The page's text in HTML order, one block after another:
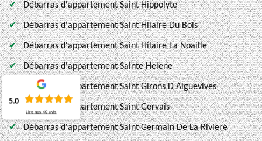
Débarras d'appartement Saint Hippolyte
Débarras d'appartement Saint Hilaire Du Bois
Débarras d'appartement Saint Hilaire La Noaille
Débarras d'appartement Sainte Helene
Débarras d'appartement Saint Girons D Aiguevives
Débarras d'appartement Saint Gervais
Débarras d'appartement Saint Germain De La Riviere
5.0
Lire nos40 avis